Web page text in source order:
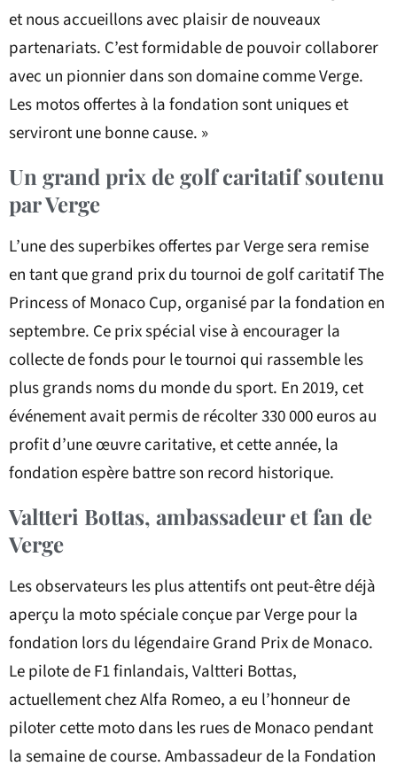
et nous accueillons avec plaisir de nouveaux
partenariats. C’est formidable de pouvoir collaborer
avec un pionnier dans son domaine comme Verge.
Les motos offertes à la fondation sont uniques et
serviront une bonne cause. »
Un grand prix de golf caritatif soutenu
par Verge
L’une des superbikes offertes par Verge sera remise
en tant que grand prix du tournoi de golf caritatif The
Princess of Monaco Cup, organisé par la fondation en
septembre. Ce prix spécial vise à encourager la
collecte de fonds pour le tournoi qui rassemble les
plus grands noms du monde du sport. En 2019, cet
événement avait permis de récolter 330 000 euros au
profit d’une œuvre caritative, et cette année, la
fondation espère battre son record historique.
Valtteri Bottas, ambassadeur et fan de
Verge
Les observateurs les plus attentifs ont peut-être déjà
aperçu la moto spéciale conçue par Verge pour la
fondation lors du légendaire Grand Prix de Monaco.
Le pilote de F1 finlandais, Valtteri Bottas,
actuellement chez Alfa Romeo, a eu l’honneur de
piloter cette moto dans les rues de Monaco pendant
la semaine de course. Ambassadeur de la Fondation